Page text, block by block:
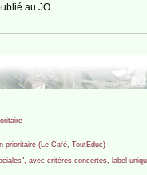
au JO.
prioritaire (Le Café, ToutEduc)
avec critères concertés, label